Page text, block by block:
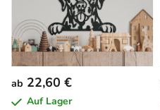
ab 22,60 €
Auf Lager